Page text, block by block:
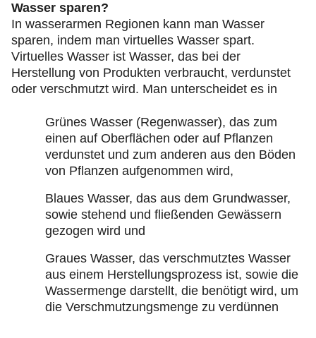
Wasser sparen?
In wasserarmen Regionen kann man Wasser
sparen, indem man virtuelles Wasser spart.
Virtuelles Wasser ist Wasser, das bei der
Herstellung von Produkten verbraucht, verdunstet
oder verschmutzt wird. Man unterscheidet es in
Grünes Wasser (Regenwasser), das zum
einen auf Oberflächen oder auf Pflanzen
verdunstet und zum anderen aus den Böden
von Pflanzen aufgenommen wird,
Blaues Wasser, das aus dem Grundwasser,
sowie stehend und fließenden Gewässern
gezogen wird und
Graues Wasser, das verschmutztes Wasser
aus einem Herstellungsprozess ist, sowie die
Wassermenge darstellt, die benötigt wird, um
die Verschmutzungsmenge zu verdünnen